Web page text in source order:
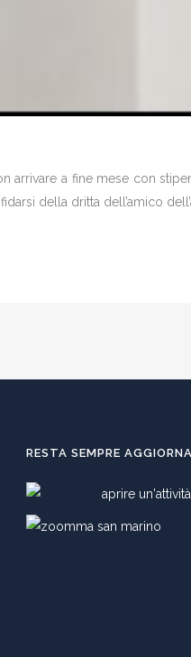
arrivare a fine mese con
della dritta dell’amico
RESTA SEMPRE